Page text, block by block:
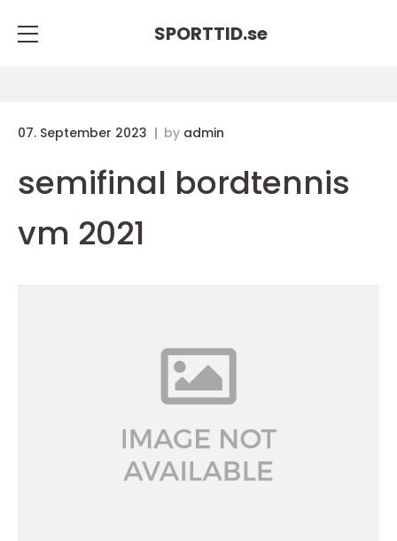
SPORTTID.se
07. September 2023 by admin
semifinal bordtennis
vm 2021